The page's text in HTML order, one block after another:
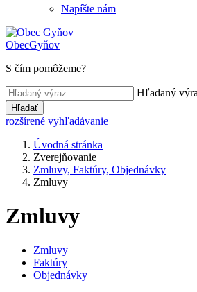
Napíšte nám
ObecGyňov
S čím pomôžeme?
Hľadaný
Hľadať
rozšírené vyhľadávanie
Úvodná stránka
Zverejňovanie
Zmluvy, Faktúry, Objednávky
Zmluvy
Zmluvy
Zmluvy
Faktúry
Objednávky